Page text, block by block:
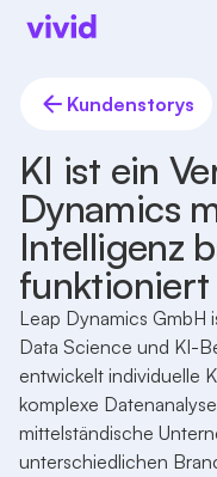
Kundenstorys
KI ist ein
Dynamics
Intelligenz
funktioniert
Leap Dynamics GmbH
Data Science und KI-
entwickelt individuelle
komplexe
mittelständische
unterschiedlichen